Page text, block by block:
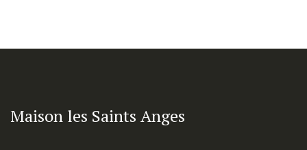
Maison les Saints Anges